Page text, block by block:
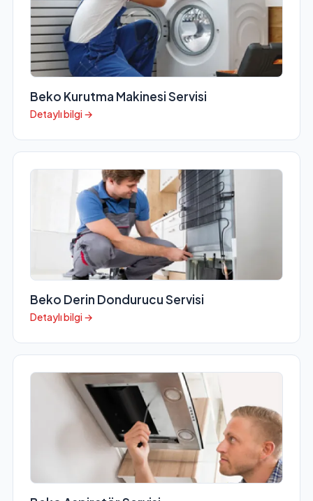
Beko Kurutma Makinesi Servisi
Detaylı bilgi →
Beko Derin Dondurucu Servisi
Detaylı bilgi →